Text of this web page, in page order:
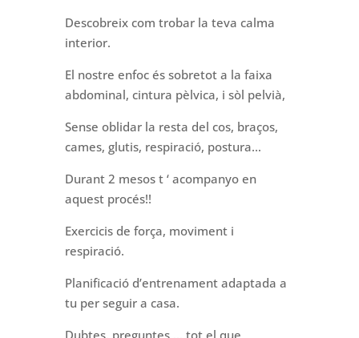
Descobreix com trobar la teva calma
interior.
El nostre enfoc és sobretot a la faixa
abdominal, cintura pèlvica, i sòl pelvià,
Sense oblidar la resta del cos, braços,
cames, glutis, respiració, postura…
Durant 2 mesos t ‘ acompanyo en
aquest procés!!
Exercicis de força, moviment i
respiració.
Planificació d’entrenament adaptada a
tu per seguir a casa.